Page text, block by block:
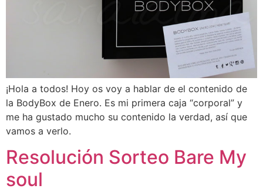
¡Hola a todos! Hoy os voy a hablar de el contenido de
la BodyBox de Enero. Es mi primera caja “corporal” y
me ha gustado mucho su contenido la verdad, así que
vamos a verlo.
Resolución Sorteo Bare My
soul